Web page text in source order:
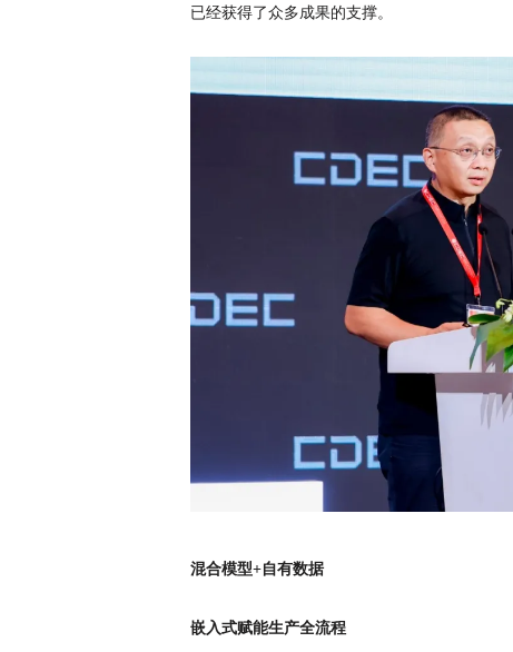
已经获得了众多成果的支撑。
混合模型+自有数据
嵌入式赋能生产全流程